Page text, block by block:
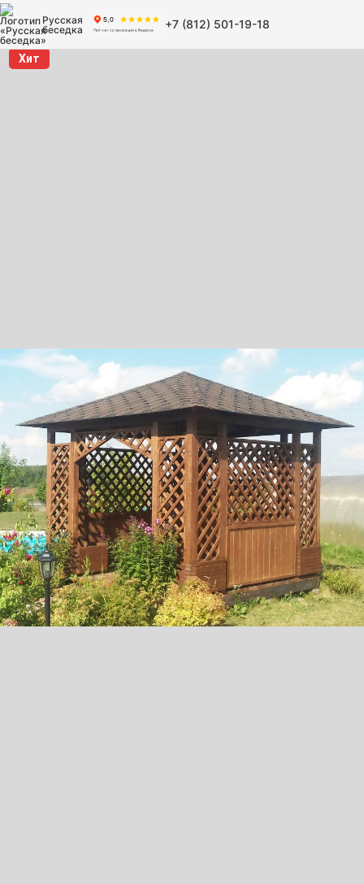
Русская
беседка
+7 (812) 501-19-18
Хит